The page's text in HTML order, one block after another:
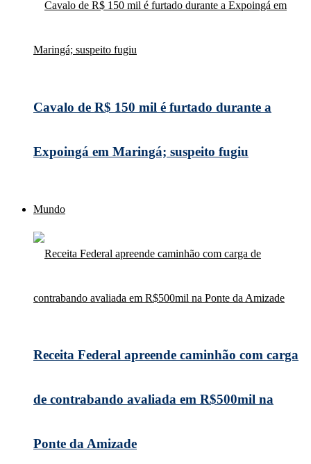
Cavalo de R$ 150 mil é furtado durante a
Expoingá em Maringá; suspeito fugiu
Mundo
Receita Federal apreende caminhão com carga
de contrabando avaliada em R$500mil na
Ponte da Amizade